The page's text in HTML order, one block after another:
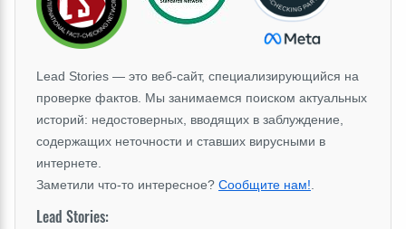
Lead Stories — это веб-сайт, специализирующийся на
проверке фактов. Мы занимаемся поиском актуальных
историй: недостоверных, вводящих в заблуждение,
содержащих неточности и ставших вирусными в
интернете.
Заметили что-то интересное? Сообщите нам!
Lead Stories: